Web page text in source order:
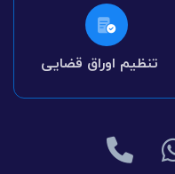
تنظیم اوراق قضایی